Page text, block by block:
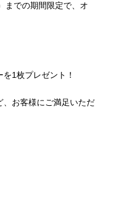
までの期間限定で、オ
1枚プレゼント！
、お客様にご満足いただ